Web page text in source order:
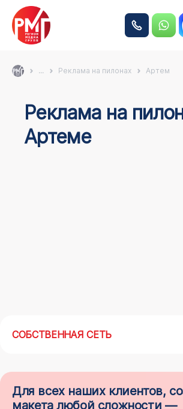
... Реклама на пилонах Артем
Реклама на
Артеме
СОБСТВЕННАЯ СЕТЬ
Для всех наших клиентов,
макета любой сложности —